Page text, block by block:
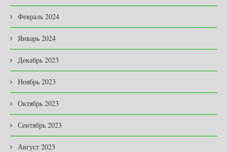
Февраль 2024
Январь 2024
Декабрь 2023
Ноябрь 2023
Октябрь 2023
Сентябрь 2023
Август 2023